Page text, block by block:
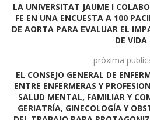
LA UNIVERSITAT JAUME I
FE EN UNA ENCUESTA A 100
DE AORTA PARA EVALUAR EL
DE VIDA
próxima
EL CONSEJO GENERAL DE
ENTRE ENFERMERAS Y
SALUD MENTAL, FAMILIAR Y
GERIATRÍA, GINECOLOGÍA Y